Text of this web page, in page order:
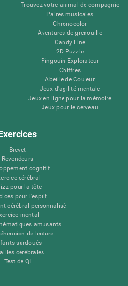
Trouvez votre animal de compagnie
Paires musicales
Chronocolor
Aventures de grenouille
Candy Line
2D Puzzle
Pingouin Explorateur
Chiffres
Abeille de Couleur
Jeux d'agilité mentale
Jeux en ligne pour la mémoire
Jeux pour le cerveau
Brevet
Revendeurs
cognitif
cérébral
pour la tête
pour l'esprit
cérébral personnalisé
mental
amusants
de lecture
surdoués
cérébrales
Test de QI